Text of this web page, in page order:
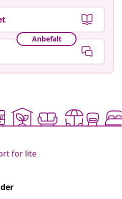
Anbefalt
for lite